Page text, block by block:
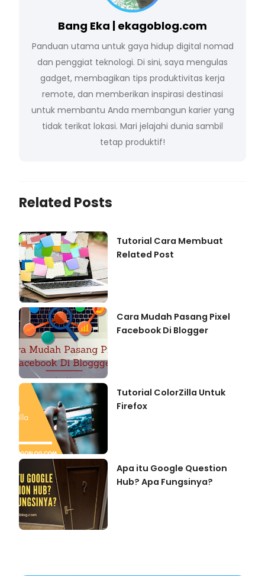
Bang Eka | ekagoblog.com
Panduan utama untuk gaya hidup digital nomad
dan penggiat teknologi. Di sini, saya mengulas
gadget, membagikan tips produktivitas kerja
remote, dan memberikan inspirasi destinasi
untuk membantu Anda membangun karier yang
tidak terikat lokasi. Mari jelajahi dunia sambil
tetap produktif!
Related Posts
Tutorial Cara Membuat
Related Post
Cara Mudah Pasang Pixel
Facebook Di Blogger
Tutorial ColorZilla Untuk
Firefox
Apa itu Google Question
Hub? Apa Fungsinya?